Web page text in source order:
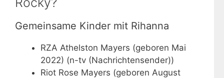
Gemeinsame Kinder mit Rihanna
RZA Athelston Mayers (geboren Mai
2022) (n-tv (Nachrichtensender))
Riot Rose Mayers (geboren August